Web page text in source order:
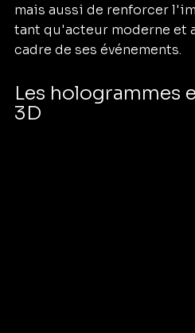
mais aussi de renforcer
tant qu'acteur moderne et
cadre de ses événements.
Les hologrammes
3D